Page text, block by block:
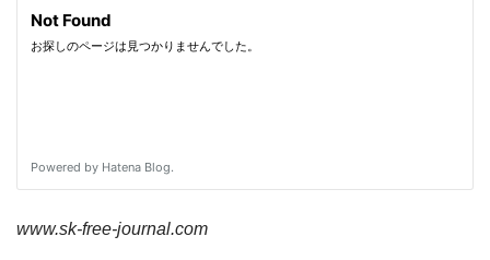
www.sk-free-journal.com